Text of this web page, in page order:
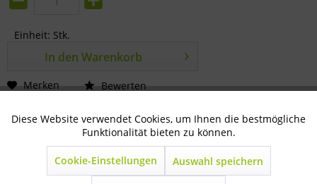
Einheit: Stk.
In den Warenkorb
Merken Bewerten
Artikel-Nr.: 32-88-0225
Die Feder für die Futterschale Niro sorgt für eine flexible
Technisch notwendig Aktiv
Marketing Inaktiv
Diese Website verwendet Cookies, um Ihnen die bestmögliche
Funktionalität bieten zu können.
Cookie-Einstellungen Auswahl speichern